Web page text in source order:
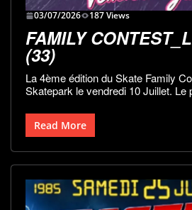
03/07/2026 187 Views
FAMILY
(33)
La 4ème édition du Skate Family
Skatepark le vendredi 10 Juillet. Le
Read More